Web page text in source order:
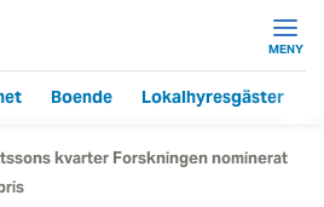
MENY
Boende Lokalhyresgäster
kvarter Forskningen nominerat